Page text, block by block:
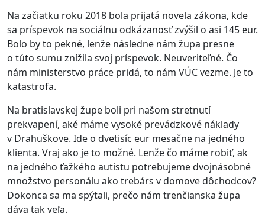
Na začiatku roku 2018 bola prijatá novela zákona, kde
sa príspevok na sociálnu odkázanosť zvýšil o asi 145 eur.
Bolo by to pekné, lenže následne nám župa presne
o túto sumu znížila svoj príspevok. Neuveriteľné. Čo
nám ministerstvo práce pridá, to nám VÚC vezme. Je to
katastrofa.
Na bratislavskej župe boli pri našom stretnutí
prekvapení, aké máme vysoké prevádzkové náklady
v Drahuškove. Ide o dvetisíc eur mesačne na jedného
klienta. Vraj ako je to možné. Lenže čo máme robiť, ak
na jedného ťažkého autistu potrebujeme dvojnásobné
množstvo personálu ako trebárs v domove dôchodcov?
Dokonca sa ma spýtali, prečo nám trenčianska župa
dáva tak veľa.